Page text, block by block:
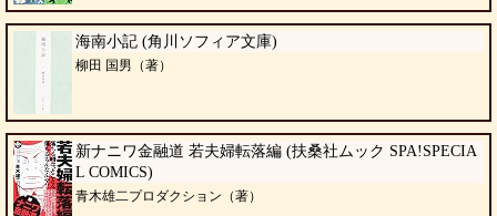
海南小記 (角川ソフィア文庫)
柳田 国男（著）
新ナニワ金融道 若夫婦転落編 (扶桑社ムック SPA!SPECIA
L COMICS)
青木雄二プロダクション（著）